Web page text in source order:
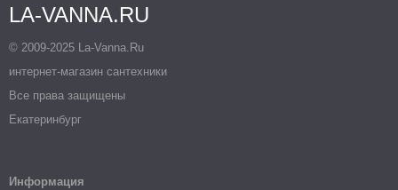
LA-VANNA.RU
© 2009-2025 La-Vanna.Ru
интернет-магазин сантехники
Все права защищены
Екатеринбург
Информация